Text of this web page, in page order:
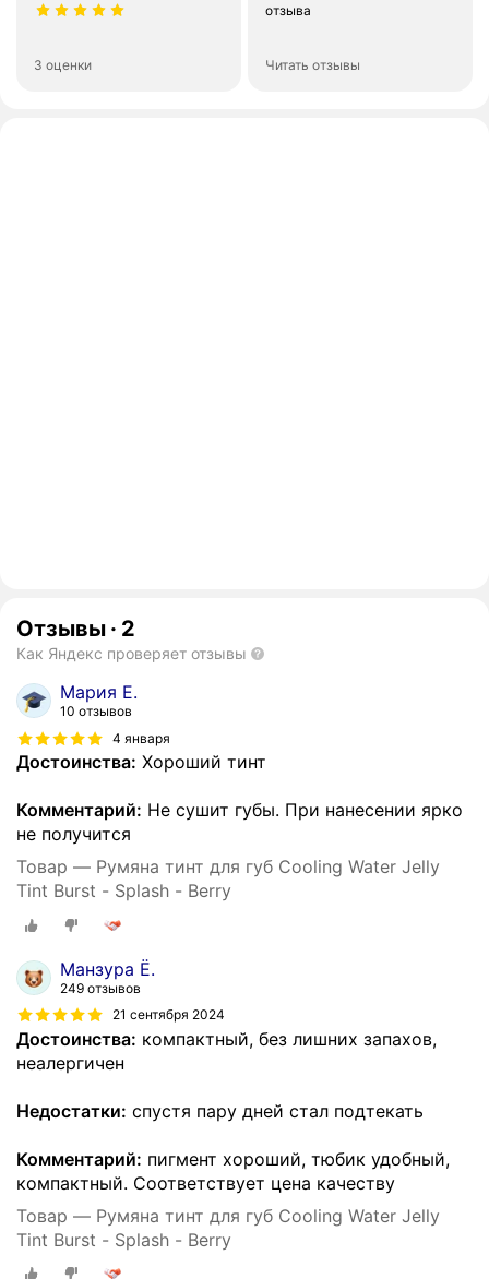
3 оценки
отзыва
Читать отзывы
Отзывы · 2
Как Яндекс проверяет отзывы
Мария Е.
10 отзывов
4 января
Достоинства: Хороший тинт
Комментарий: Не сушит губы. При нанесении ярко
не получится
Товар — Румяна тинт для губ Cooling Water Jelly
Tint Burst - Splash - Berry
Манзура Ё.
249 отзывов
21 сентября 2024
Достоинства: компактный, без лишних запахов,
неалергичен
Недостатки: спустя пару дней стал подтекать
Комментарий: пигмент хороший, тюбик удобный,
компактный. Соответствует цена качеству
Товар — Румяна тинт для губ Cooling Water Jelly
Tint Burst - Splash - Berry